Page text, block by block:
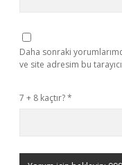
Daha sonraki
ve site adresim bu
7 + 8 kaçtır?*